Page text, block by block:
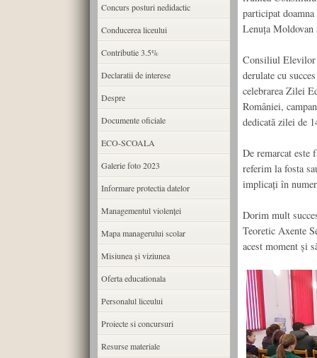
participat
Lenuța Moldovan
Consiliul Elevilor
derulate cu
celebrarea Zilei
României,
dedicată zilei de
De remarcat
referim la fosta
implicați în
Dorim mult
Teoretic Axente
acest moment și
Concurs posturi nedidactic
Conducerea liceului
Contributie 3.5%
Declaratii de interese
Despre
Documente oficiale
ECO-SCOALA
Galerie foto 2023
Informare protectia datelor
Managementul violenței
Mapa managerului scolar
Misiunea şi viziunea
Oferta educationala
Personalul liceului
Proiecte si concursuri
Resurse materiale